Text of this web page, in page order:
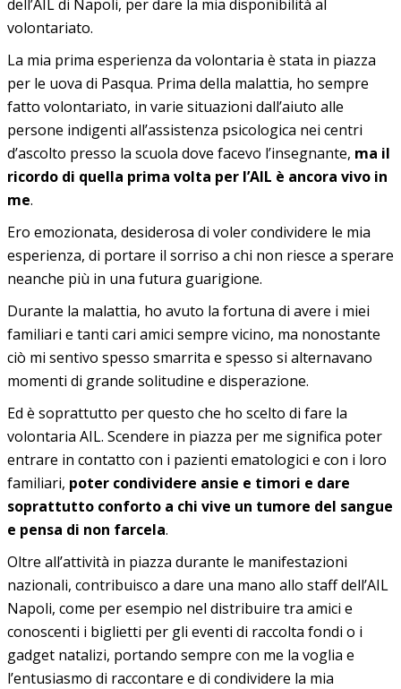
dell’AIL di Napoli, per dare la mia disponibilità al
volontariato.
La mia prima esperienza da volontaria è stata in piazza
per le uova di Pasqua. Prima della malattia, ho sempre
fatto volontariato, in varie situazioni dall’aiuto alle
persone indigenti all’assistenza psicologica nei centri
d’ascolto presso la scuola dove facevo l’insegnante, ma il
ricordo di quella prima volta per l’AIL è ancora vivo in
me.
Ero emozionata, desiderosa di voler condividere le mia
esperienza, di portare il sorriso a chi non riesce a sperare
neanche più in una futura guarigione.
Durante la malattia, ho avuto la fortuna di avere i miei
familiari e tanti cari amici sempre vicino, ma nonostante
ciò mi sentivo spesso smarrita e spesso si alternavano
momenti di grande solitudine e disperazione.
Ed è soprattutto per questo che ho scelto di fare la
volontaria AIL. Scendere in piazza per me significa poter
entrare in contatto con i pazienti ematologici e con i loro
familiari, poter condividere ansie e timori e dare
soprattutto conforto a chi vive un tumore del sangue
e pensa di non farcela.
Oltre all’attività in piazza durante le manifestazioni
nazionali, contribuisco a dare una mano allo staff dell’AIL
Napoli, come per esempio nel distribuire tra amici e
conoscenti i biglietti per gli eventi di raccolta fondi o i
gadget natalizi, portando sempre con me la voglia e
l’entusiasmo di raccontare e di condividere la mia